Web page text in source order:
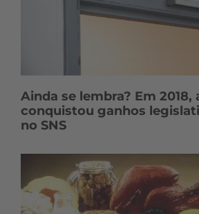
Ainda se lembra? Em 2018,
conquistou ganhos
no SNS